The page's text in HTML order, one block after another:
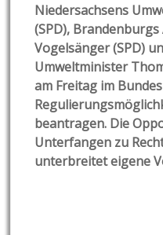
Niedersachsens
(SPD),
Vogelsänger (SPD)
Umweltminister
am Freitag im
beantragen. Die
Unterfangen zu
unterbreitet eigene